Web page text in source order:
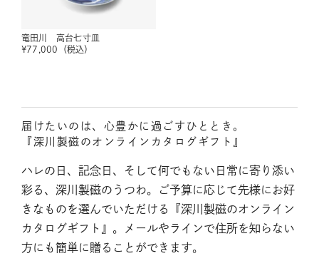
竜田川 高台七寸皿
¥77,000 （税込）
届けたいのは、心豊かに過ごすひととき。
『深川製磁のオンラインカタログギフト』
ハレの日、記念日、そして何でもない日常に寄り添い
彩る、深川製磁のうつわ。ご予算に応じて先様にお好
きなものを選んでいただける『深川製磁のオンライン
カタログギフト』。メールやラインで住所を知らない
方にも簡単に贈ることができます。